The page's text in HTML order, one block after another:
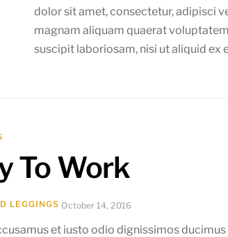
dolor sit amet, consectetur, adipisci
magnam aliquam quaerat
suscipit laboriosam, nisi ut aliquid ex
To Work
LEGGINGS October 14, 2016
et iusto odio dignissimos